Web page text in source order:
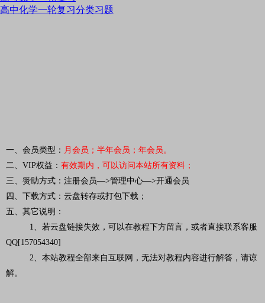
高中化学一轮复习分类习题
一、会员类型： 月会员；半年会员；年会员。
二、VIP权益： 有效期内，可以访问本站所有资料 ；
三、赞助方式：注册会员—>管理中心—>开通会员
四、下载方式：云盘转存或打包下载；
五、其它说明：
1、若云盘链接失效，可以在教程下方留言，或者直接联系客服
QQ[157054340]
2、本站教程全部来自互联网，无法对教程内容进行解答，请谅
解。